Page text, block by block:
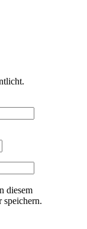
diesem
speichern.